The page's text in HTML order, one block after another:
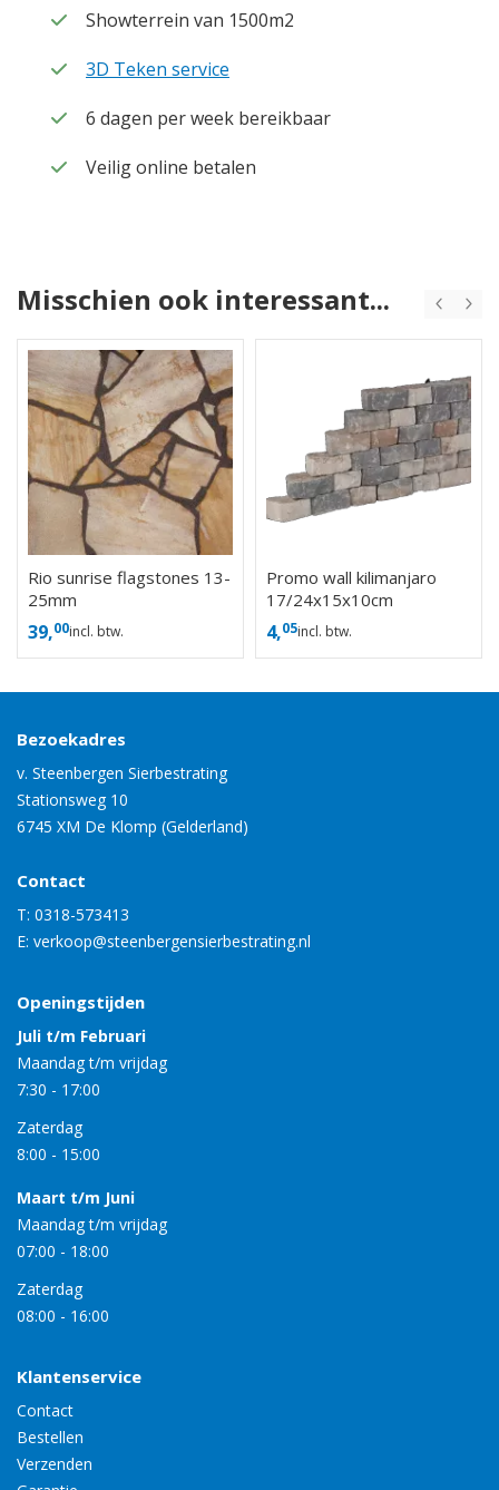
Showterrein van 1500m2
3D Teken service
6 dagen per week bereikbaar
Veilig online betalen
Misschien ook interessant...
Rio sunrise flagstones 13-
25mm
39,00incl. btw.
Promo wall kilimanjaro
17/24x15x10cm
4,05incl. btw.
Bezoekadres
v. Steenbergen Sierbestrating
Stationsweg 10
6745 XM De Klomp (Gelderland)
Contact
T: 0318-573413
E: verkoop@steenbergensierbestrating.nl
Openingstijden
Juli t/m Februari
Maandag t/m vrijdag
7:30 - 17:00
Zaterdag
8:00 - 15:00
Maart t/m Juni
Maandag t/m vrijdag
07:00 - 18:00
Zaterdag
08:00 - 16:00
Klantenservice
Contact
Bestellen
Verzenden